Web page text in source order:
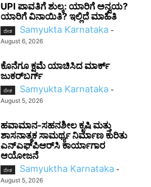
UPI ಪಾವತಿಗೆ ಶುಲ್ಕ: ಯಾರಿಗೆ ಅನ್ವಯ?
ಯಾರಿಗೆ ವಿನಾಯಿತಿ? ಇಲ್ಲಿದೆ ಮಾಹಿತಿ
ದೇಶ Samyukta Karnataka -
August 6, 2026
ಕೊನೆಗೂ ಕ್ಷಮೆ ಯಾಚಿಸಿದ ಮಾರ್ಕ್
ಜುಕರ್‌ಬರ್ಗ್
ದೇಶ Samyukta Karnataka -
August 5, 2026
ಹವಾಮಾನ-ಸಹನಶೀಲ ಕೃಷಿ ಮತ್ತು
ಶಾಸನಾತ್ಮಕ ಸಾಮರ್ಥ್ಯ ನಿರ್ಮಾಣ ಕುರಿತು
ಎನ್‌ಎಫ್‌ಪಿಆರ್‌ಸಿ ಕಾರ್ಯಾಗಾರ
ಆಯೋಜನೆ
ದೇಶ Samyuktha Karnataka -
August 5, 2026